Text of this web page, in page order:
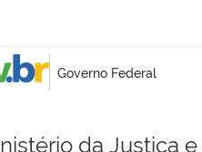
da Justiça